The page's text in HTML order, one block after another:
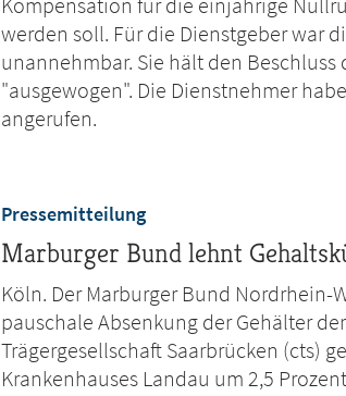
werden soll. Für die Dienstgeber war
unannehmbar. Sie hält den
"ausgewogen". Die Dienstnehmer
angerufen.
Pressemitteilung
Marburger Bund lehnt
Köln. Der Marburger Bund
pauschale Absenkung der Gehälter
Trägergesellschaft Saarbrücken (cts)
Krankenhauses Landau um 2,5